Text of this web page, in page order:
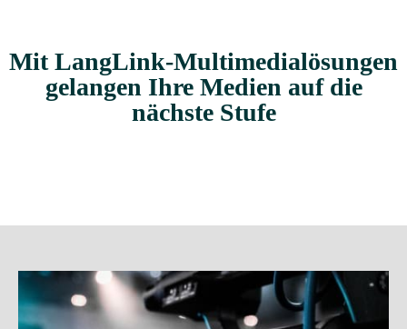
N
Mit LangLink-Multimedialösungen
gelangen Ihre Medien auf die
nächste Stufe